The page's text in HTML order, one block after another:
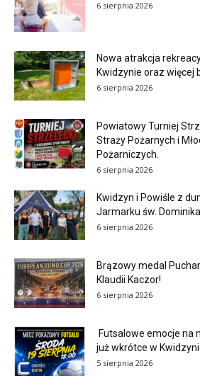
6 sierpnia 2026
Nowa atrakcja
Kwidzynie oraz więcej
6 sierpnia 2026
Powiatowy Turniej
Straży Pożarnych i
Pożarniczych.
6 sierpnia 2026
Kwidzyn i Powiśle z
Jarmarku św.
6 sierpnia 2026
Brązowy medal
Klaudii Kaczor!
6 sierpnia 2026
Futsalowe emocje na
już wkrótce w
5 sierpnia 2026